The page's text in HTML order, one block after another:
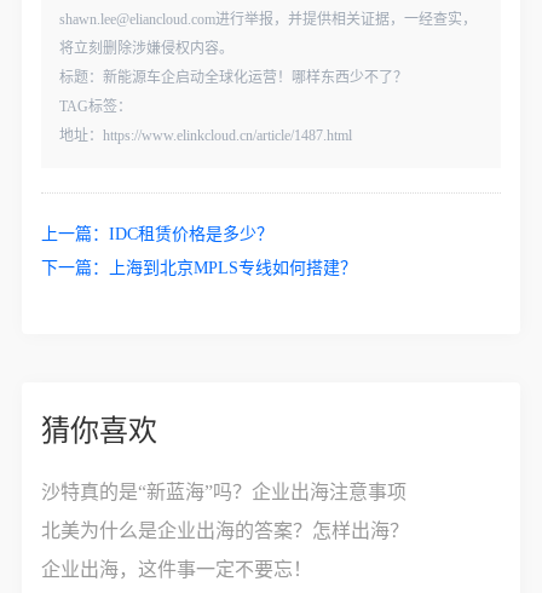
shawn.lee@eliancloud.com进行举报，并提供相关证据，一经查实，
将立刻删除涉嫌侵权内容。
标题：新能源车企启动全球化运营！哪样东西少不了？
TAG标签：
地址：https://www.elinkcloud.cn/article/1487.html
上一篇：IDC租赁价格是多少？
下一篇：
上海到北京MPLS专线如何搭建？
猜你喜欢
沙特真的是“新蓝海”吗？企业出海注意事项
北美为什么是企业出海的答案？怎样出海？
企业出海，这件事一定不要忘！